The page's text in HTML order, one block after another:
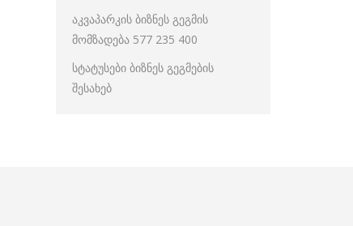
აკვაპარკის ბიზნეს გეგმის
მომზადება 577 235 400
სტატუსები ბიზნეს გეგმების
შესახებ